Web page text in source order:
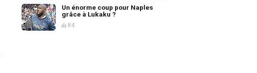
Un énorme coup pour Naples
grâce à Lukaku ?
84